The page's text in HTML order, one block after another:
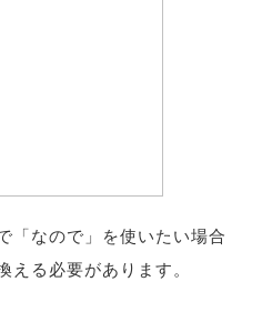
「なので」を使いたい場合
る必要があります。